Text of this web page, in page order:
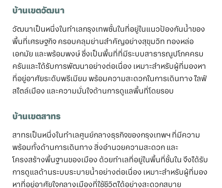
บ้านเขตวัฒนา
วัฒนาเป็นหนึ่งในทำเลกรุงเทพชั้นในที่อยู่ในแนวป้องกันน้ำของ
พื้นที่เศรษฐกิจ ครอบคลุมย่านสำคัญอย่างสุขุมวิท ทองหล่อ
เอกมัย และพร้อมพงษ์ ซึ่งเป็นพื้นที่ที่มีระบบสาธารณูปโภคครบ
ครันและได้รับการพัฒนาอย่างต่อเนื่อง เหมาะสำหรับผู้ที่มองหา
ที่อยู่อาศัยระดับพรีเมียม พร้อมความสะดวกในการเดินทาง ไลฟ์
สไตล์เมือง และความมั่นใจด้านการดูแลพื้นที่โดยรอบ
บ้านเขตสาทร
สาทรเป็นหนึ่งในทำเลศูนย์กลางธุรกิจของกรุงเทพฯ ที่มีความ
พร้อมทั้งด้านการเดินทาง สิ่งอำนวยความสะดวก และ
โครงสร้างพื้นฐานของเมือง ด้วยทำเลที่อยู่ในพื้นที่ชั้นใน จึงได้รับ
การดูแลด้านระบบระบายน้ำอย่างต่อเนื่อง เหมาะสำหรับผู้ที่มอง
หาที่อยู่อาศัยใจกลางเมืองที่ใช้ชีวิตได้อย่างสะดวกสบาย